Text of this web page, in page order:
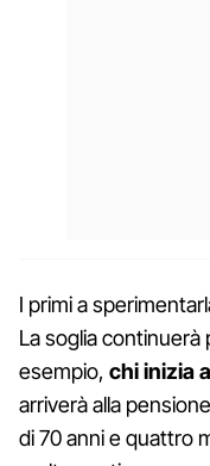
I primi a
La soglia continuerà
esempio, chi inizia
arriverà alla
di 70 anni e quattro